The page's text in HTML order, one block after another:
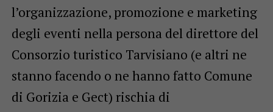
l’organizzazione, promozione e marketing
degli eventi nella persona del direttore del
Consorzio turistico Tarvisiano (e altri ne
stanno facendo o ne hanno fatto Comune
di Gorizia e Gect) rischia di